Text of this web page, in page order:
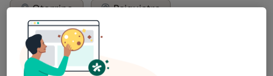
Otorrino
Psiquiatra
Dermatologista
Pesquisar outra especialidade